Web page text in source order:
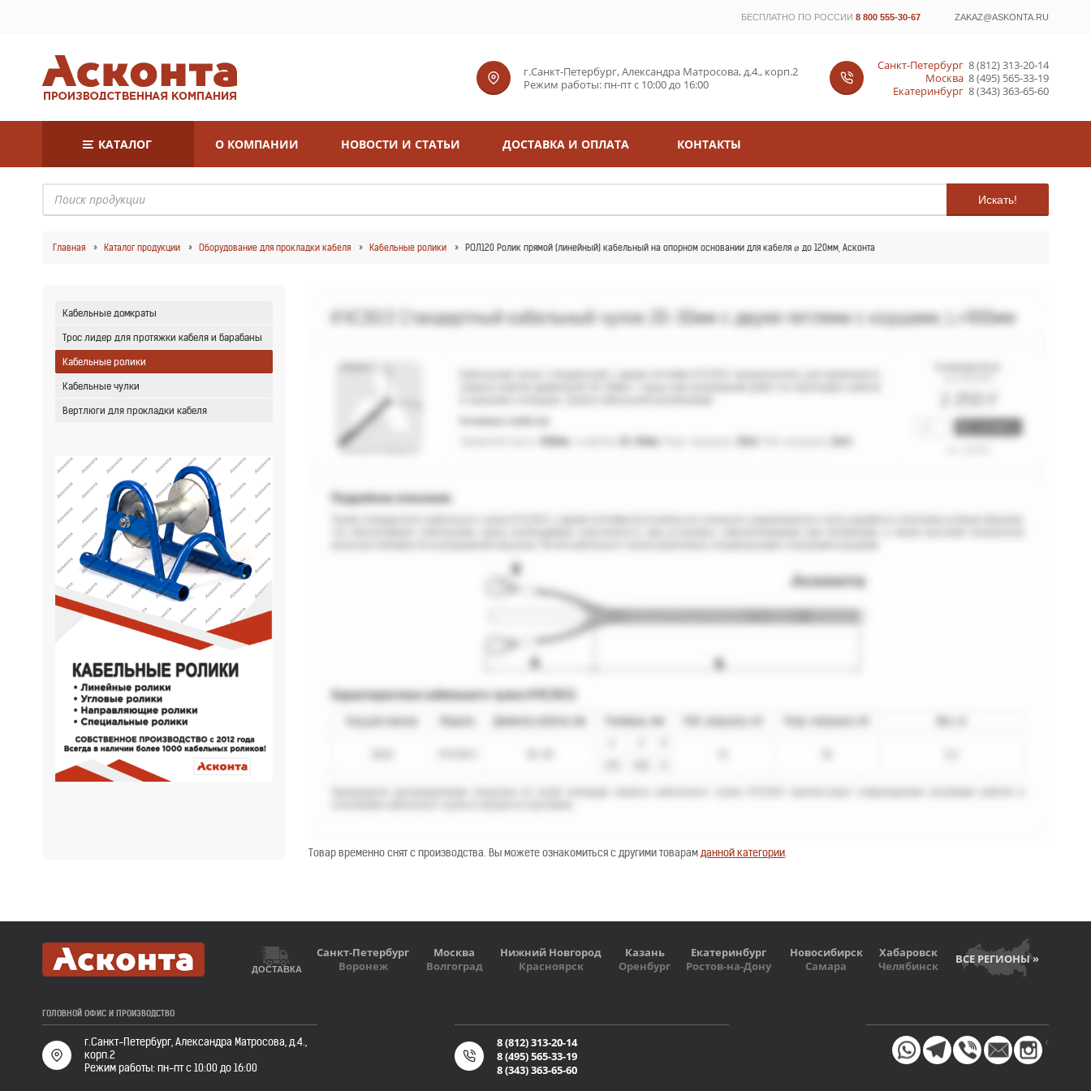
БЕСПЛАТНО ПО РОССИИ 8 800 555-30-67 ZAKAZ@ASKONTA.RU
г.Санкт-Петербург, Александра Матросова, д.4., корп.2
Режим работы: пн-пт с 10:00 до 16:00
Санкт-Петербург 8 (812) 313-20-14
Москва 8 (495) 565-33-19
Екатеринбург 8 (343) 363-65-60
КАТАЛОГ О КОМПАНИИ НОВОСТИ И СТАТЬИ ДОСТАВКА И ОПЛАТА КОНТАКТЫ
Искать!
Главная Каталог продукции Оборудование для прокладки кабеля Кабельные ролики РОЛ120 Ролик прямой (линейный) кабельный на опорном основании для кабеля ⌀ до 120мм, Асконта
Кабельные домкраты
Трос лидер для протяжки кабеля и барабаны
Кабельные ролики
Кабельные чулки
Вертлюги для прокладки кабеля
Товар временно снят с производства. Вы можете ознакомиться с другими товарамданной категории.
ДОСТАВКА
Санкт-Петербург Москва Нижний Новгород Казань Екатеринбург Новосибирск Хабаровск ВСЕ РЕГИОНЫ »
Воронеж Волгоград Красноярск Оренбург Ростов-на-Дону Самара Челябинск
ГОЛОВНОЙ ОФИС И ПРОИЗВОДСТВО
г.Санкт-Петербург, Александра Матросова, д.4.,
корп.2
Режим работы: пн-пт с 10:00 до 16:00
8 (812) 313-20-14
8 (495) 565-33-19
8 (343) 363-65-60
<